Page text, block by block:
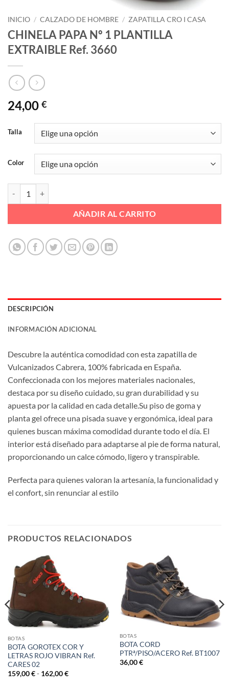
INICIO / CALZADO DE HOMBRE / ZAPATILLA CRO I CASA
CHINELA PAPA Nº 1 PLANTILLA
EXTRAIBLE Ref. 3660
24,00 €
Talla
Color
AÑADIR AL CARRITO
DESCRIPCIÓN
INFORMACIÓN ADICIONAL
Descubre la auténtica comodidad con esta zapatilla de
Vulcanizados Cabrera, 100% fabricada en España.
Confeccionada con los mejores materiales nacionales,
destaca por su diseño cuidado, su gran durabilidad y su
apuesta por la calidad en cada detalle.Su piso de goma y
planta gel ofrece una pisada suave y ergonómica, ideal para
quienes buscan máxima comodidad durante todo el día. El
interior está diseñado para adaptarse al pie de forma natural,
proporcionando un calce cómodo, ligero y transpirable.
Perfecta para quienes valoran la artesanía, la funcionalidad y
el confort, sin renunciar al estilo
PRODUCTOS RELACIONADOS
BOTAS
BOTA GOROTEX COR Y
LETRAS ROJO VIBRAN Ref.
CARES 02
159,00€ - 162,00€Rango
BOTAS
BOTA CORD
PTRª/PISO/ACERO Ref. BT1007
36,00€